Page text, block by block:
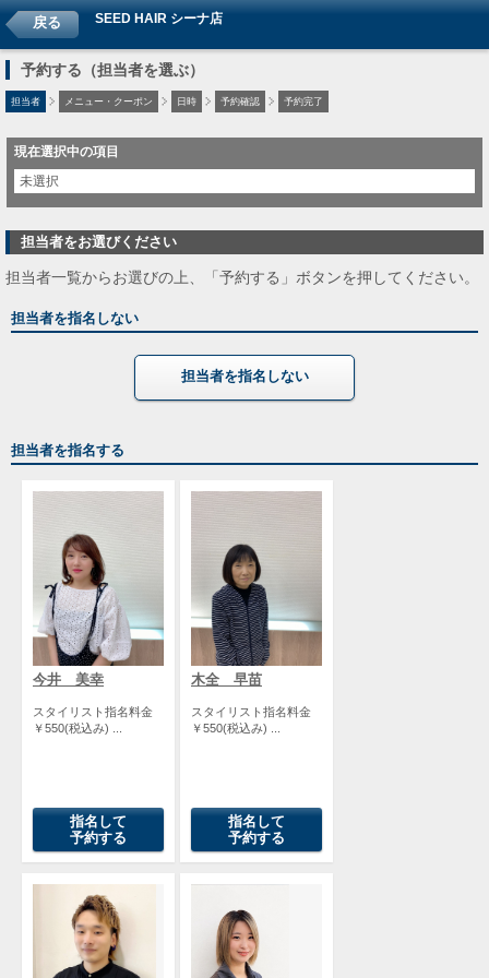
戻る SEED HAIR シーナ店
予約する（担当者を選ぶ）
担当者 メニュー・クーポン 日時 予約確認 予約完了
現在選択中の項目
未選択
担当者をお選びください
担当者一覧からお選びの上、「予約する」ボタンを押してください。
担当者を指名しない
担当者を指名しない
担当者を指名する
今井 美幸
スタイリスト指名料金
￥550(税込み) ...
指名して
予約する
木全 早苗
スタイリスト指名料金
￥550(税込み) ...
指名して
予約する